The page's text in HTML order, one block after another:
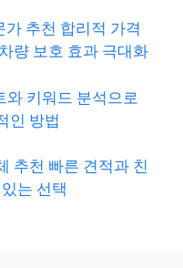
추천 합리적 가격
량 보호 효과 극대화
와 키워드 분석으로
인 방법
추천 빠른 견적과 친
는 선택